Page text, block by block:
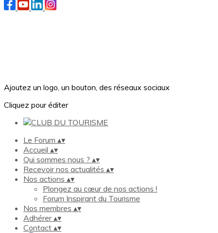
Ajoutez un logo, un bouton, des réseaux sociaux
Cliquez pour éditer
Le Forum ▴▾
Accueil ▴▾
Qui sommes nous ? ▴▾
Recevoir nos actualités ▴▾
Nos actions ▴▾
Plongez au cœur de nos actions !
Forum Inspirant du Tourisme
Nos membres ▴▾
Adhérer▴▾
Contact ▴▾